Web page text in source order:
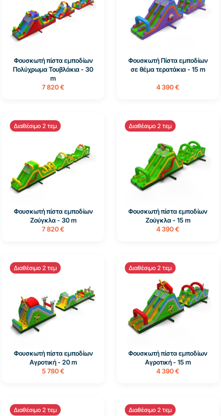
Φουσκωτή πίστα εμποδίων
Πολύχρωμα Τουβλάκια - 30
m
7 820 €
Φουσκωτή Πίστα εμποδίων
σε θέμα τερατάκια - 15 m
4 390 €
Διαθέσιμο 2 τεμ
Φουσκωτή πίστα εμποδίων
Ζούγκλα - 30 m
7 820 €
Διαθέσιμο 2 τεμ
Φουσκωτή πίστα εμποδίων
Ζούγκλα - 15 m
4 390 €
Διαθέσιμο 2 τεμ
Φουσκωτή πίστα εμποδίων
Αγροτική - 20 m
5 780 €
Διαθέσιμο 2 τεμ
Φουσκωτή πίστα εμποδίων
Αγροτική - 15 m
4 390 €
Διαθέσιμο 2 τεμ Διαθέσιμο 2 τεμ